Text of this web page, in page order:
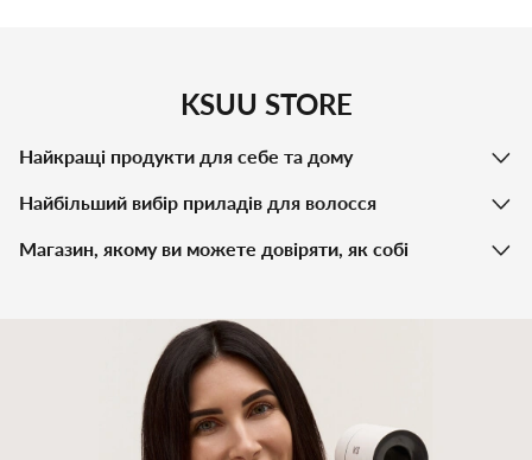
KSUU STORE
Найкращі продукти для себе та дому
Найбільший вибір приладів для волосся
Магазин, якому ви можете довіряти, як собі